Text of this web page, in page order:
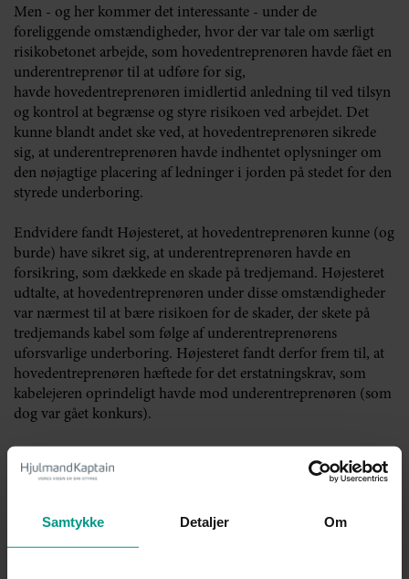
Samtykke Detaljer Om
Men - og her kommer det interessante - under de
foreliggende omstændigheder, hvor der var tale om særligt
risikobetonet arbejde, som hovedentreprenøren havde fået en
underentreprenør til at udføre for sig,
havde hovedentreprenøren imidlertid anledning til ved tilsyn
og kontrol at begrænse og styre risikoen ved arbejdet. Det
kunne blandt andet ske ved, at hovedentreprenøren sikrede
sig, at underentreprenøren havde indhentet oplysninger om
den nøjagtige placering af ledninger i jorden på stedet for den
styrede underboring.
Endvidere fandt Højesteret, at hovedentreprenøren kunne (og
burde) have sikret sig, at underentreprenøren havde en
forsikring, som dækkede en skade på tredjemand. Højesteret
udtalte, at hovedentreprenøren under disse omstændigheder
var nærmest til at bære risikoen for de skader, der skete på
tredjemands kabel som følge af underentreprenørens
uforsvarlige underboring. Højesteret fandt derfor frem til, at
hovedentreprenøren hæftede for det erstatningskrav, som
kabelejeren oprindeligt havde mod underentreprenøren (som
dog var gået konkurs).
1999.1821/2H og U 2011.433H, hvor en hovedentreprenør,
hæftede for sin kontraktparts skadegørende handling.